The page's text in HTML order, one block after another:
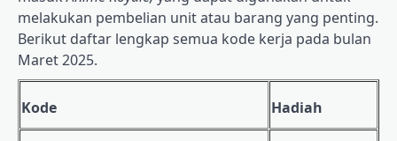
melakukan pembelian unit atau barang yang penting.
Berikut daftar lengkap semua kode kerja pada bulan
Maret 2025.
Kode Hadiah